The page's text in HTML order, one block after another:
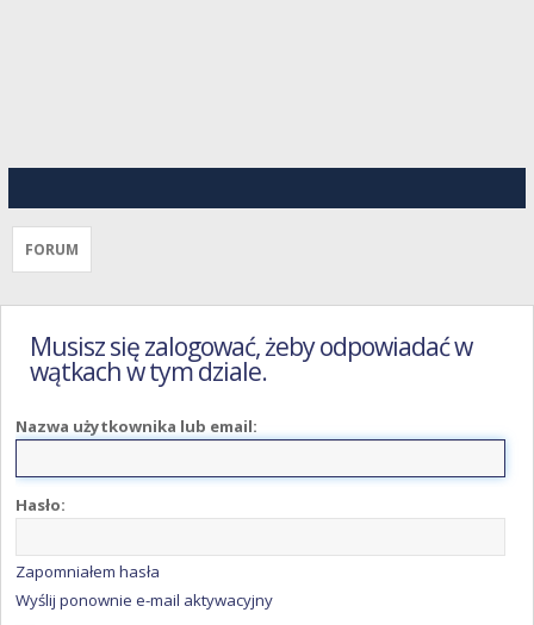
FORUM
Musisz się zalogować, żeby odpowiadać w
wątkach w tym dziale.
Nazwa użytkownika lub email:
Hasło:
Zapomniałem hasła
Wyślij ponownie e-mail aktywacyjny